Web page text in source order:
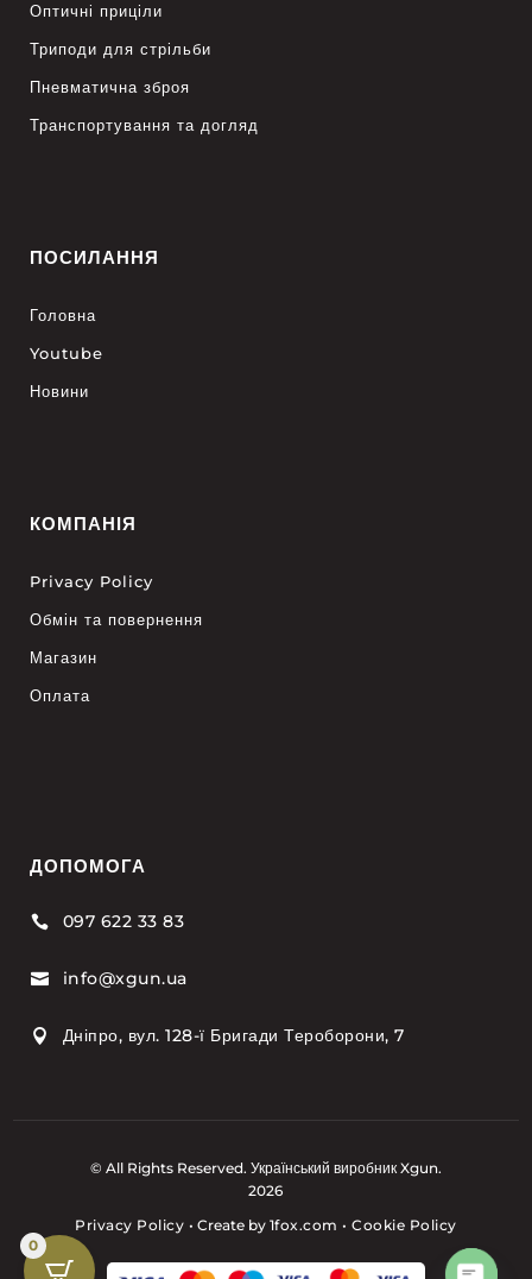
Оптичні приціли
Триподи для стрільби
Пневматична зброя
Транспортування та догляд
ПОСИЛАННЯ
Головна
Youtube
Новини
КОМПАНІЯ
Privacy Policy
Обмін та повернення
Магазин
Оплата
ДОПОМОГА
 097 622 33 83
 info@xgun.ua
 Дніпро, вул. 128-ї Бригади Тероборони, 7
© All Rights Reserved. Український виробник Xgun.
2026
Privacy Policy • Create by 1fox.com•Cookie Policy
0